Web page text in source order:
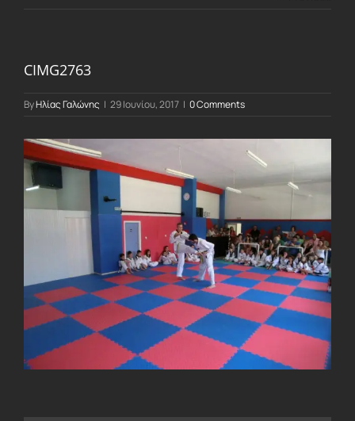
CIMG2763
ByΗλίας Γαλώνης | 29 Ιουνίου, 2017 | 0 Comments